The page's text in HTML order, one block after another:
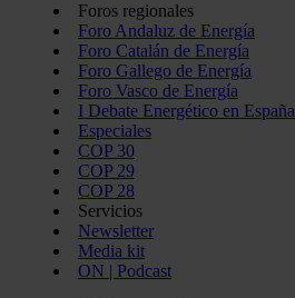
Foros regionales
Foro Andaluz de Energía
Foro Catalán de Energía
Foro Gallego de Energía
Foro Vasco de Energía
I Debate Energético en España
Especiales
COP 30
COP 29
COP 28
Servicios
Newsletter
Media kit
ON | Podcast